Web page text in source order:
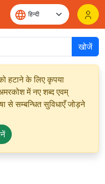
खोजें
हटाने के लिए कृपया
में नए शब्द एवम्
से सम्बन्धित सुविधाएँ जोड़ने